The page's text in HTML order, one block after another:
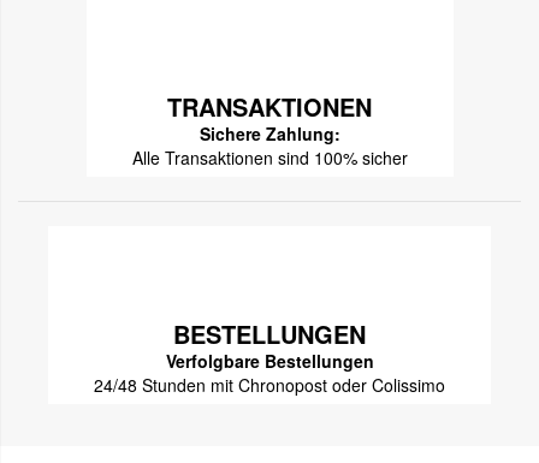
TRANSAKTIONEN
Sichere Zahlung:
Alle Transaktionen sind 100% sicher
BESTELLUNGEN
Verfolgbare Bestellungen
24/48 Stunden mit Chronopost oder Colissimo